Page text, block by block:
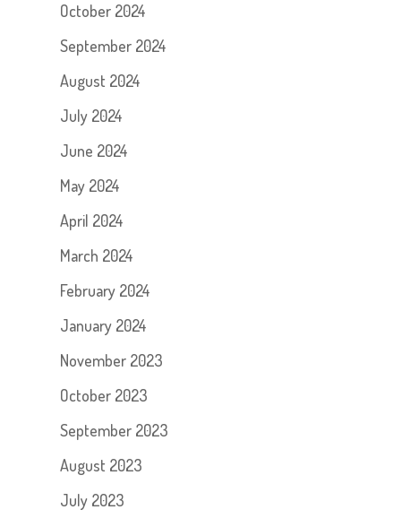
October 2024
September 2024
August 2024
July 2024
June 2024
May 2024
April 2024
March 2024
February 2024
January 2024
November 2023
October 2023
September 2023
August 2023
July 2023